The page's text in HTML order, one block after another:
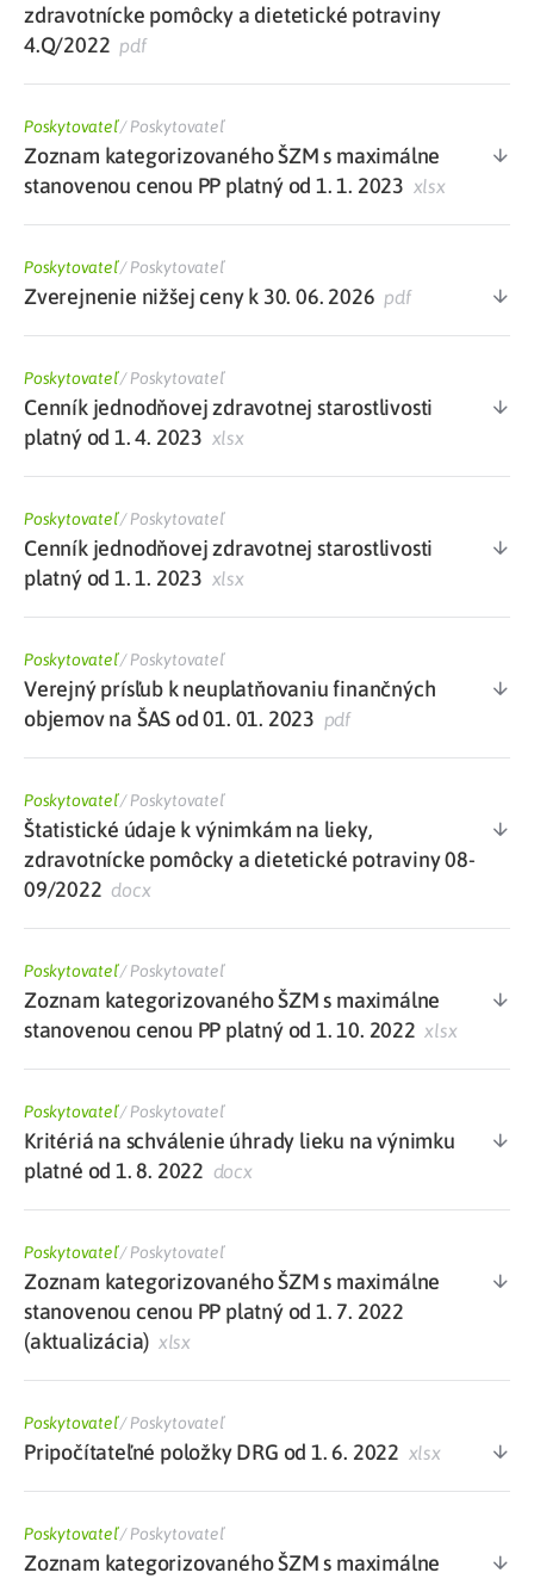
zdravotnícke pomôcky a dietetické potraviny
4.Q/2022 pdf
Poskytovateľ/Poskytovateľ
Zoznam kategorizovaného ŠZM s maximálne
stanovenou cenou PP platný od 1. 1. 2023 xlsx
Poskytovateľ/Poskytovateľ
Zverejnenie nižšej ceny k 30. 06. 2026 pdf
Poskytovateľ/Poskytovateľ
Cenník jednodňovej zdravotnej starostlivosti
platný od 1. 4. 2023 xlsx
Poskytovateľ/Poskytovateľ
Cenník jednodňovej zdravotnej starostlivosti
platný od 1. 1. 2023 xlsx
Poskytovateľ/Poskytovateľ
Verejný prísľub k neuplatňovaniu finančných
objemov na ŠAS od 01. 01. 2023 pdf
Poskytovateľ/Poskytovateľ
Štatistické údaje k výnimkám na lieky,
zdravotnícke pomôcky a dietetické potraviny 08-
09/2022 docx
Poskytovateľ/Poskytovateľ
Zoznam kategorizovaného ŠZM s maximálne
stanovenou cenou PP platný od 1. 10. 2022 xlsx
Poskytovateľ/Poskytovateľ
Kritériá na schválenie úhrady lieku na výnimku
platné od 1. 8. 2022 docx
Poskytovateľ/Poskytovateľ
Zoznam kategorizovaného ŠZM s maximálne
stanovenou cenou PP platný od 1. 7. 2022
(aktualizácia) xlsx
Poskytovateľ/Poskytovateľ
Pripočítateľné položky DRG od 1. 6. 2022 xlsx
Poskytovateľ/Poskytovateľ
Zoznam kategorizovaného ŠZM s maximálne